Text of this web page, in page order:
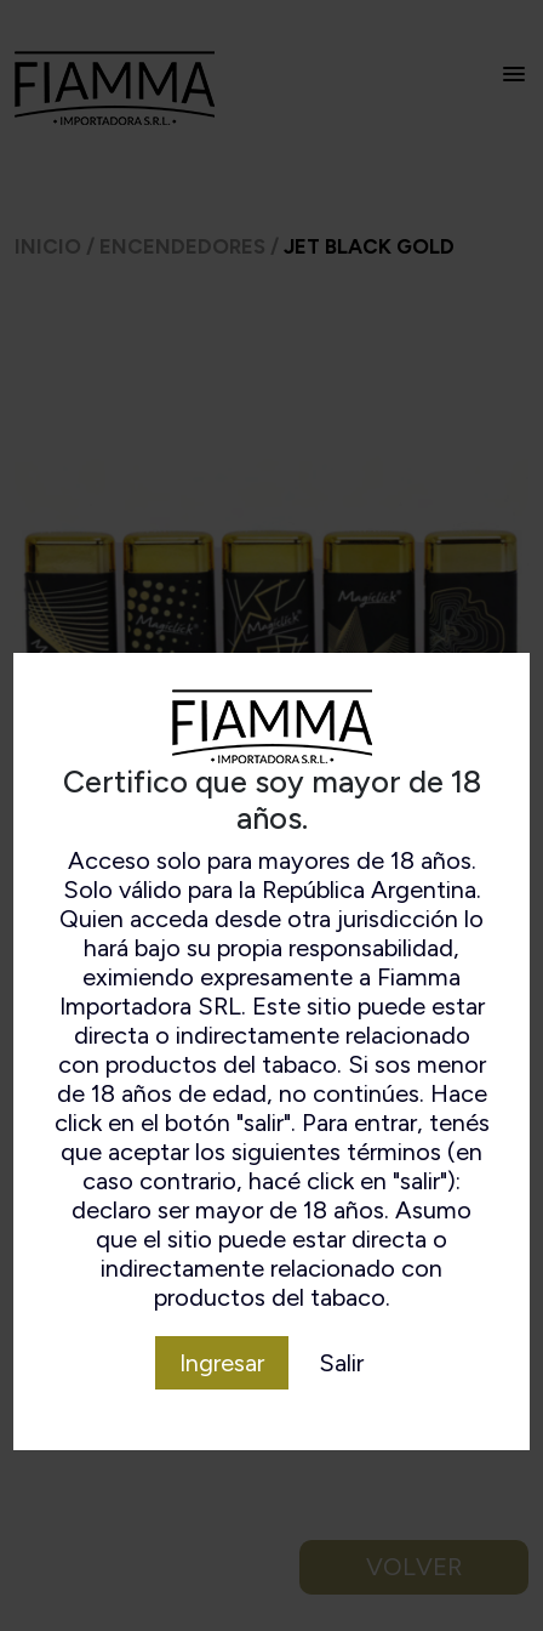
Certifico que soy mayor de 18
años.
Acceso solo para mayores de 18 años.
Solo válido para la República Argentina.
Quien acceda desde otra jurisdicción lo
hará bajo su propia responsabilidad,
eximiendo expresamente a Fiamma
Importadora SRL. Este sitio puede estar
directa o indirectamente relacionado
con productos del tabaco. Si sos menor
de 18 años de edad, no continúes. Hace
click en el botón "salir". Para entrar, tenés
que aceptar los siguientes términos (en
caso contrario, hacé click en "salir"):
declaro ser mayor de 18 años. Asumo
que el sitio puede estar directa o
indirectamente relacionado con
productos del tabaco.
Ingresar Salir
INICIO / ENCENDEDORES / JET BLACK GOLD
JET BLACK GOLD
Display x 10 und. Bulto x 120 und.
VOLVER